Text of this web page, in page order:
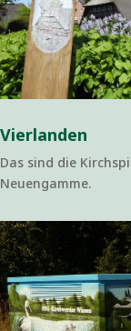
Vierlanden
Das sind die
Neuengamme.